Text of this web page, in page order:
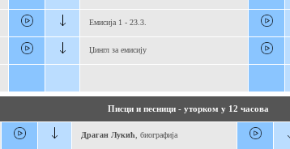
Емисија 1 - 23.3.
Џингл за емисију
Писци и песници - уторком у 12 часова
Драган Лукић , биографија